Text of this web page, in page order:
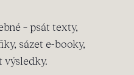
– psát texty,
sázet e-booky,
výsledky.